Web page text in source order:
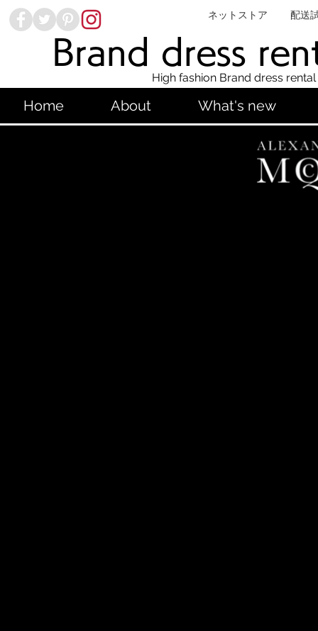
ネットストア 配送
Brand dress
High fashion Brand dress
Home About What's new